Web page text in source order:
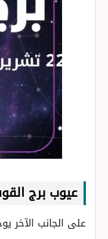
عيوب برج
على الجانب